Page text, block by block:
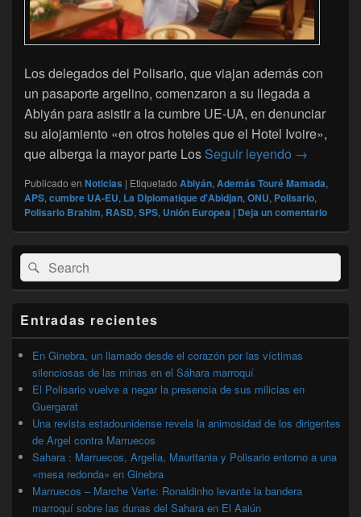
Los delegados del Polisario, que viajan además con
un pasaporte argelino, comenzaron a su llegada a
Abiyán para asistir a la cumbre UE-UA, en denunciar
su alojamiento «en otros hoteles que el Hotel Ivoire»,
que alberga la mayor parte Los Seguir leyendo El
→
Publicado en Noticias | Etiquetado Abiyán,Además Touré Mamada,
APS,cumbre UA-EU, La Diplomatique d'Abidjan,ONU, Polisario,
Polisario Brahim, RASD,SPS, Unión Europea | Deja un comentario
El
área
de
lateral
primaria
Buscar
por:
Buscar
Entradas recientes
En Ginebra, un llamado desde el corazón por las víctimas
silenciosas de las minas en el Sáhara marroquí
El Polisario vuelve a negar la presencia de sus milicias en
Guergarat
Una revista estadounidense revela la animosidad de los dirigentes
de Argel contra Marruecos
Sahara : Marruecos, Argelia, Mauritania y Polisario entorno a una
«mesa redonda» en Ginebra
Marruecos – Marche Verte: Ronaldinho levante la bandera
marroquí sobre las dunas del Sahara en El Aaiún